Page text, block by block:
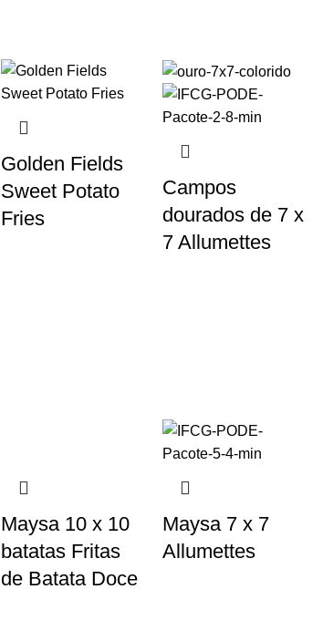
Golden Fields
Sweet Potato
Fries
Campos
dourados de 7 x
7 Allumettes
Maysa 10 x 10
batatas Fritas
de Batata Doce
Maysa 7 x 7
Allumettes